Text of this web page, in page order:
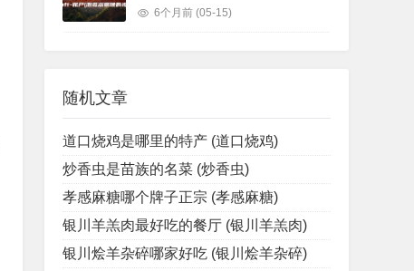
6个月前 (05-15)
随机文章
道口烧鸡是哪里的特产 (道口烧鸡)
炒香虫是苗族的名菜 (炒香虫)
孝感麻糖哪个牌子正宗 (孝感麻糖)
银川羊羔肉最好吃的餐厅 (银川羊羔肉)
银川烩羊杂碎哪家好吃 (银川烩羊杂碎)